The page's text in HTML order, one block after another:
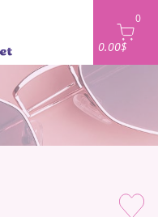
0
0.00$